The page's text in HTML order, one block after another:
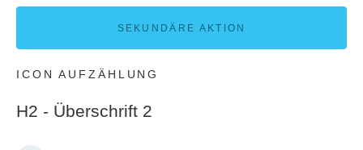
SEKUNDÄRE AKTION
ICON AUFZÄHLUNG
H2 - Überschrift 2